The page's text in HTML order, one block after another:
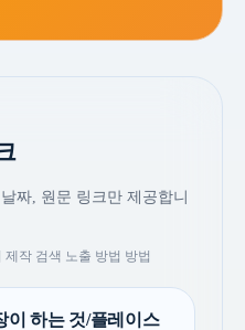
짜, 원문 링크만 제공합니
작 검색 노출 방법 방법
이 하는 것/플레이스